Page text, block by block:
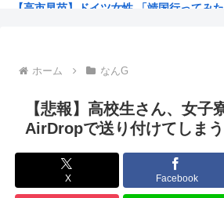
【高市早苗】ドイツ女性 「靖国行ってみ
韓国人「昨日Jリーグで韓国人選手絶対や
絵師さん、AIを疑われ引退
財務省のエース、高市早苗の消費税減税に
【画像】「生徒会にも穴はある！」を全く
ホーム なんG
【悲報】高校生さん、女子
AirDropで送り付けてしま
X Facebook